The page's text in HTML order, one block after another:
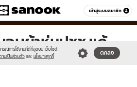
เข้าสู่ระบบสมาชิก
หมวดอื่นๆ
ารณ์การใช้งานที่ดีที่สุดบน เว็บไซต์
ามเป็นส่วนตัว และ นโยบายคุกกี้
ตกลง
logo-
อบผ้าห่มปชช.แก้